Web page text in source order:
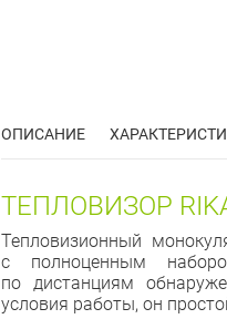
ОПИСАНИЕ
ТЕПЛОВИЗОР
Тепловизионный
с полноценным
по дистанциям
условия работы, он